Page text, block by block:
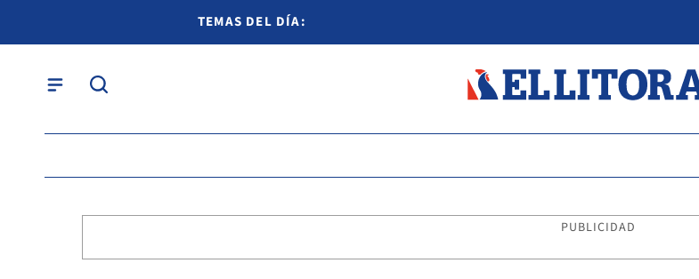
TEMAS DEL DÍA:
PUBLICIDAD